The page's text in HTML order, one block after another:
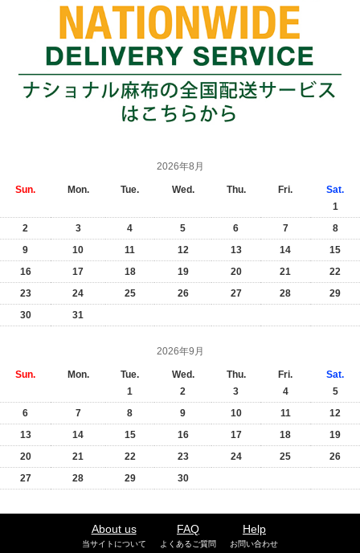
2026年8月
Sun. Mon. Tue. Wed. Thu. Fri.
Sat.
1
2
3 4 5 6 7
8
9
10 11 12 13 14
15
16
17 18 19 20 21
22
23
24 25 26 27 28
29
30
31
2026年9月
Sun. Mon. Tue. Wed. Thu. Fri.
Sat.
1
2 3 4
5
6
7 8 9 10 11
12
13
14 15 16 17 18
19
20
21 22 23 24 25
26
27
28 29 30
About us
当サイトについて
FAQ
よくあるご質問
Help
お問い合わせ